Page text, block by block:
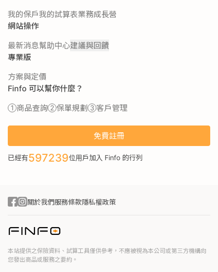
我的保戶我的試算表業務成長營
網站操作
最新消息幫助中心建議與回饋
專業版
方案與定價
Finfo 可以幫你什麼？
商品查詢
保單規劃 客戶管理
免費註冊
已經有597239位用戶加入 Finfo 的行列
關於我們服務條款隱私權政策
本站提供之保險資料、試算工具僅供參考，不應被視為本公司或第三方機構向
您發出商品或服務之要約。